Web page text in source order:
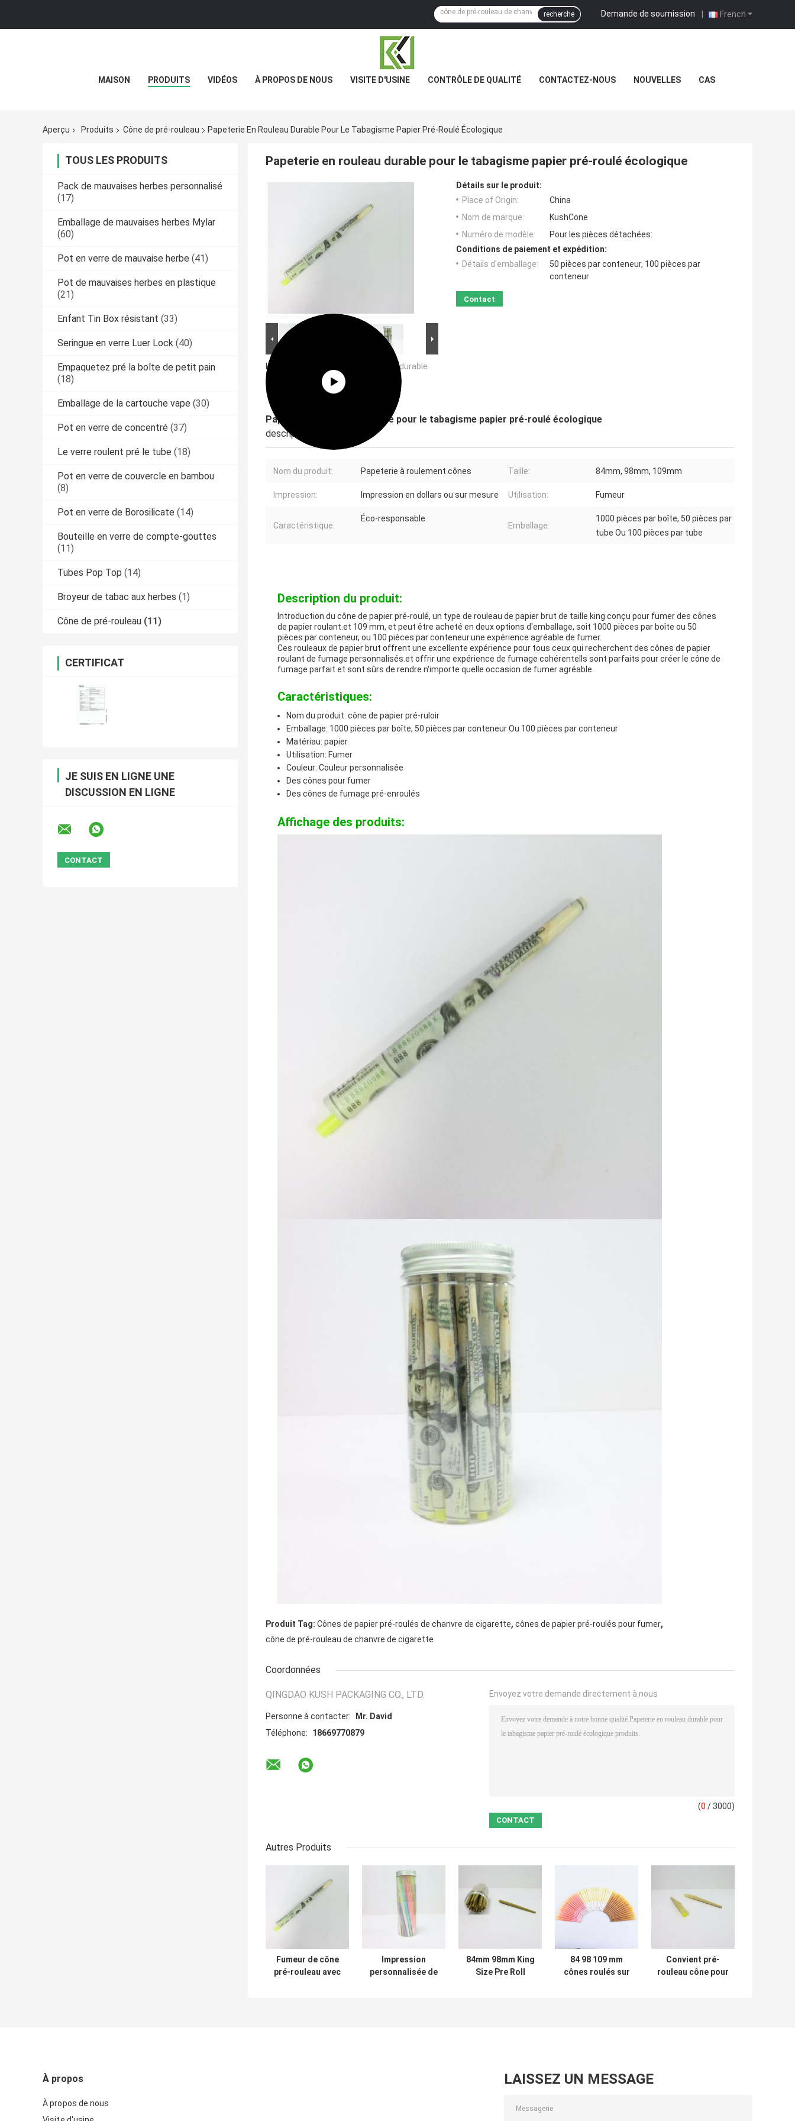
French
Demande de soumission |
recherche
MAISON PRODUITS VIDÉOS À PROPOS DE NOUS VISITE D'USINE CONTRÔLE DE QUALITÉ CONTACTEZ-NOUS NOUVELLES CAS
Aperçu Produits Cône de pré-rouleau Papeterie En Rouleau Durable Pour Le Tabagisme Papier Pré-Roulé Écologique
TOUS LES PRODUITS
Pack de mauvaises herbes personnalisé
(17)
Emballage de mauvaises herbes Mylar
(60)
Pot en verre de mauvaise herbe (41)
Pot de mauvaises herbes en plastique
(21)
Enfant Tin Box résistant (33)
Seringue en verre Luer Lock (40)
Empaquetez pré la boîte de petit pain
(18)
Emballage de la cartouche vape (30)
Pot en verre de concentré (37)
Le verre roulent pré le tube (18)
Pot en verre de couvercle en bambou
(8)
Pot en verre de Borosilicate (14)
Bouteille en verre de compte-gouttes
(11)
Tubes Pop Top (14)
Broyeur de tabac aux herbes (1)
Cône de pré-rouleau (11)
CERTIFICAT
JE SUIS EN LIGNE UNE
DISCUSSION EN LIGNE
Papeterie en rouleau durable pour le tabagisme papier pré-roulé écologique
Image Grand :
Papeterie en rouleau durable
pour le tabagisme papier pré-roulé
écologique
Détails sur le produit:
Place of Origin:
China
Nom de marque:
KushCone
Numéro de modèle:
Pour les pièces détachées:
Conditions de paiement et expédition:
Détails d'emballage:
50 pièces par conteneur, 100 pièces par
conteneur
Contact
Papeterie en rouleau durable pour le tabagisme papier pré-roulé écologique
description de
Nom du produit: Papeterie à roulement cônes Taille: 84mm, 98mm, 109mm
Impression: Impression en dollars ou sur mesure Utilisation: Fumeur
Caractéristique:
Éco-responsable
Emballage:
1000 pièces par boîte, 50 pièces par
tube Ou 100 pièces par tube
Description du produit:
Introduction du cône de papier pré-roulé, un type de rouleau de papier brut de taille king conçu pour fumer des cônes
de papier roulant.et 109 mm, et peut être acheté en deux options d'emballage, soit 1000 pièces par boîte ou 50
pièces par conteneur, ou 100 pièces par conteneur.une expérience agréable de fumer.
Ces rouleaux de papier brut offrent une excellente expérience pour tous ceux qui recherchent des cônes de papier
roulant de fumage personnalisés.et offrir une expérience de fumage cohérenteIls sont parfaits pour créer le cône de
fumage parfait et sont sûrs de rendre n'importe quelle occasion de fumer agréable.
Caractéristiques:
Nom du produit: cône de papier pré-ruloir
Emballage: 1000 pièces par boîte, 50 pièces par conteneur Ou 100 pièces par conteneur
Matériau: papier
Utilisation: Fumer
Couleur: Couleur personnalisée
Des cônes pour fumer
Des cônes de fumage pré-enroulés
Affichage des produits:
Produit Tag: Cônes de papier pré-roulés de chanvre de cigarette, cônes de papier pré-roulés pour fumer,
cône de pré-rouleau de chanvre de cigarette
Coordonnées
QINGDAO KUSH PACKAGING CO., LTD.
Personne à contacter:
Mr. David
Téléphone:
18669770879
Envoyez votre demande directement à nous
(0 / 3000)
Autres Produits
Fumeur de cône
pré-rouleau avec
Impression
personnalisée de
84mm 98mm King
Size Pre Roll
84 98 109 mm
cônes roulés sur
Convient pré-
rouleau cône pour
À propos
À propos de nous
LAISSEZ UN MESSAGE